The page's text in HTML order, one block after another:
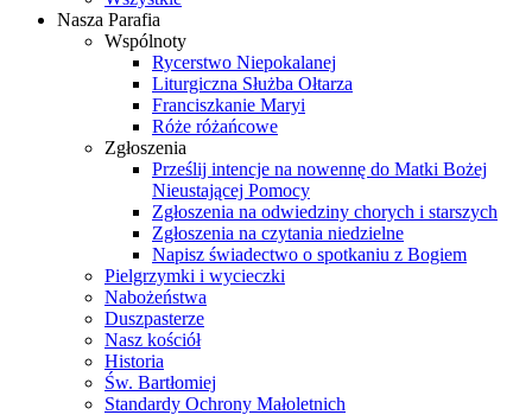
Nasza Parafia
Wspólnoty
Rycerstwo Niepokalanej
Liturgiczna Służba Ołtarza
Franciszkanie Maryi
Róże różańcowe
Zgłoszenia
Prześlij intencje na nowennę do Matki Bożej
Nieustającej Pomocy
Zgłoszenia na odwiedziny chorych i starszych
Zgłoszenia na czytania niedzielne
Napisz świadectwo o spotkaniu z Bogiem
Pielgrzymki i wycieczki
Nabożeństwa
Duszpasterze
Nasz kościół
Historia
Św. Bartłomiej
Standardy Ochrony Małoletnich